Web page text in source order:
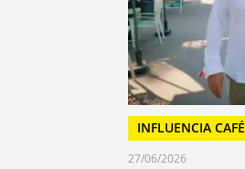
INFLUENCIA CAFÉ
27/06/2026